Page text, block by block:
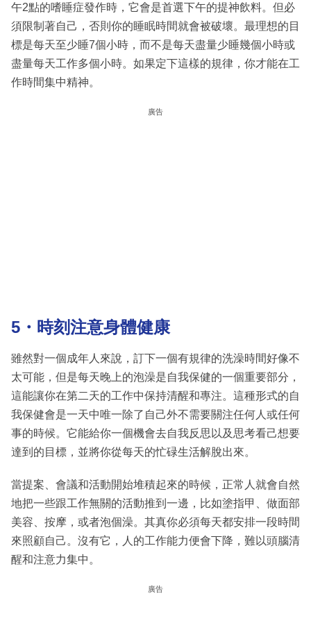
午2點的嗜睡症發作時，它會是首選下午的提神飲料。但必
須限制著自己，否則你的睡眠時間就會被破壞。最理想的目
標是每天至少睡7個小時，而不是每天盡量少睡幾個小時或
盡量每天工作多個小時。如果定下這樣的規律，你才能在工
作時間集中精神。
廣告
5・時刻注意身體健康
雖然對一個成年人來說，訂下一個有規律的洗澡時間好像不
太可能，但是每天晚上的泡澡是自我保健的一個重要部分，
這能讓你在第二天的工作中保持清醒和專注。這種形式的自
我保健會是一天中唯一除了自己外不需要關注任何人或任何
事的時候。它能給你一個機會去自我反思以及思考看己想要
達到的目標，並將你從每天的忙碌生活解脫出來。
當提案、會議和活動開始堆積起來的時候，正常人就會自然
地把一些跟工作無關的活動推到一邊，比如塗指甲、做面部
美容、按摩，或者泡個澡。其真你必須每天都安排一段時間
來照顧自己。沒有它，人的工作能力便會下降，難以頭腦清
醒和注意力集中。
廣告